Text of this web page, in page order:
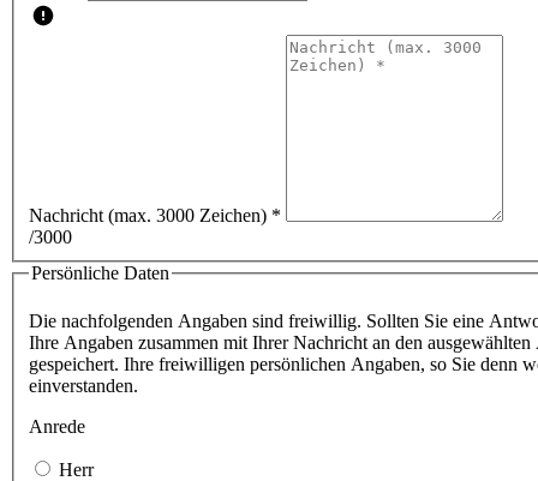
Nachricht (max. 3000 Zeichen) *
/3000
Persönliche Daten
Die nachfolgenden Angaben sind freiwillig. Sollten Sie eine
Ihre Angaben zusammen mit Ihrer Nachricht an den
gespeichert. Ihre freiwilligen persönlichen Angaben, so Sie denn
einverstanden.
Anrede
Herr